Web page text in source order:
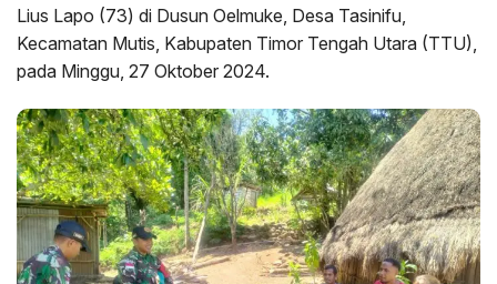
Lius Lapo (73) di Dusun Oelmuke, Desa Tasinifu,
Kecamatan Mutis, Kabupaten Timor Tengah Utara (TTU),
pada Minggu, 27 Oktober 2024.